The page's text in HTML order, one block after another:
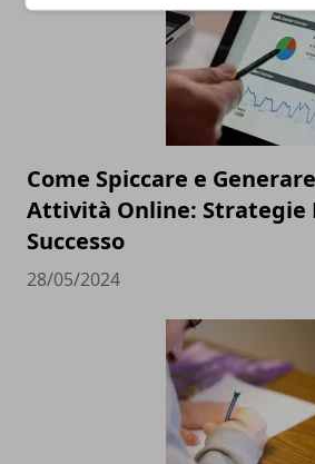
Come Spiccare e
Attività Online: Strategie
Successo
28/05/2024